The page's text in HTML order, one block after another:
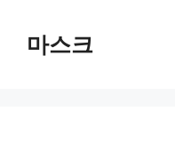
마스크